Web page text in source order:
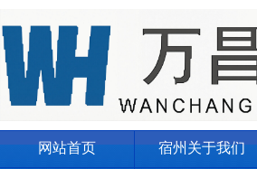
网站首页 宿州关于我们